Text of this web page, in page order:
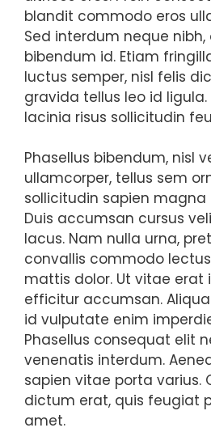
blandit commodo eros
Sed interdum neque
bibendum id. Etiam
luctus semper, nisl felis
gravida tellus leo id
lacinia risus sollicitudin
Phasellus bibendum, nisl
ullamcorper, tellus sem
sollicitudin sapien magna
Duis accumsan cursus
lacus. Nam nulla urna,
convallis commodo
mattis dolor. Ut vitae erat
efficitur accumsan.
id vulputate enim
Phasellus consequat elit
venenatis interdum.
sapien vitae porta varius.
dictum erat, quis feugiat
amet.